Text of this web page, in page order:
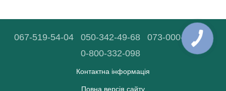
067-519-54-04 050-342-49-68
073-000-90-03
0-800-332-098
Контактна інформація
Повна версія сайту